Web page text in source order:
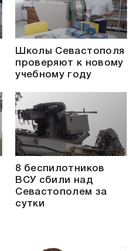
Школы Севастополя
проверяют к новому
учебному году
8 беспилотников
ВСУ сбили над
Севастополем за
сутки